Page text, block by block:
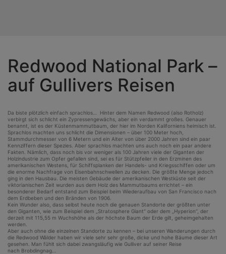
Redwood National Park –
auf Gullivers Reisen
Da biste plötzlich einfach sprachlos… Hinter dem Namen Redwood (also Rotholz)
verbirgt sich schlicht ein Zypressengewächs, aber ein verdammt großes. Genauer
benannt, ist es der Küstenmammutbaum, der hier im Norden Kaliforniens heimisch ist.
Sprachlos machten uns schlicht die Dimensionen – über 100 Meter hoch,
Stammdurchmesser von 6 Metern und ein Alter von über 2000 Jahren sind ein paar
Kennziffern dieser Spezies. Aber sprachlos machten uns auch noch ein paar andere
Fakten. Nämlich, dass noch bis vor weniger als 100 Jahren viele der Giganten der
Holzindustrie zum Opfer gefallen sind, sei es für Stützpfeiler in den Erzminen des
amerikanischen Westens, für Schiffsplanken der Handels- und Kriegsschiffen oder um
die enorme Nachfrage von Eisenbahnschwellen zu decken. Die größte Menge jedoch
ging in den Hausbau. Die meisten Gebäude der amerikanischen Westküste seit der
viktorianischen Zeit wurden aus dem Holz des Mammutbaums errichtet – ein
besonderer Bedarf entstand zum Beispiel beim Wiederaufbau von San Francisco nach
dem Erdbeben und den Bränden von 1906.
Kein Wunder also, dass selbst heute noch die genauen Standorte der größten unter
den Giganten, wie zum Beispiel dem „Stratosphere Giant“ oder dem „Hyperion“, der
derzeit mit 115,55 m Wuchshöhe als der höchste Baum der Erde gilt, geheimgehalten
werden.
Aber auch ohne die einzelnen Standorte zu kennen – bei unseren Wanderungen durch
die Redwood Wälder haben wir viele sehr sehr große, dicke und hohe Bäume dieser Art
gesehen. Man fühlt sich dabei zwangsläufig wie Gulliver auf seiner Reise
nach Brobdingnag…